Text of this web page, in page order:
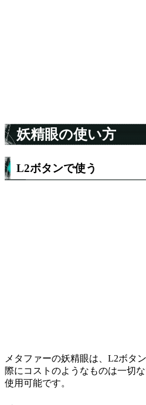
妖精眼の使い方
L2ボタンで使う
メタファーの妖精眼は、L2ボタ
際にコストのようなものは一切
使用可能です。